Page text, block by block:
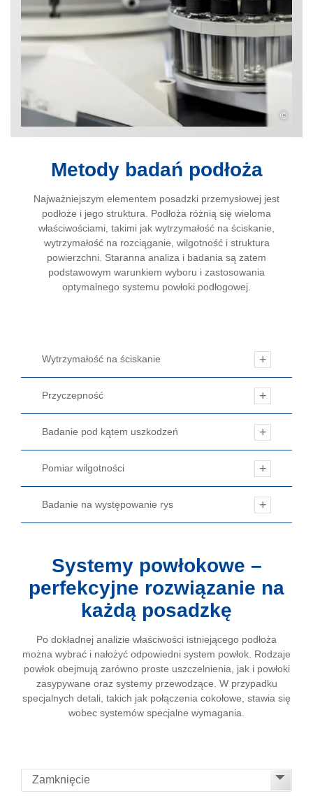
©
Metody badań podłoża
Najważniejszym elementem posadzki przemysłowej jest
podłoże i jego struktura. Podłoża różnią się wieloma
właściwościami, takimi jak wytrzymałość na ściskanie,
wytrzymałość na rozciąganie, wilgotność i struktura
powierzchni. Staranna analiza i badania są zatem
podstawowym warunkiem wyboru i zastosowania
optymalnego systemu powłoki podłogowej.
Wytrzymałość na ściskanie
Przyczepność
Badanie pod kątem uszkodzeń
Pomiar wilgotności
Badanie na występowanie rys
Systemy powłokowe –
perfekcyjne rozwiązanie na
każdą posadzkę
Po dokładnej analizie właściwości istniejącego podłoża
można wybrać i nałożyć odpowiedni system powłok. Rodzaje
powłok obejmują zarówno proste uszczelnienia, jak i powłoki
zasypywane oraz systemy przewodzące. W przypadku
specjalnych detali, takich jak połączenia cokołowe, stawia się
wobec systemów specjalne wymagania.